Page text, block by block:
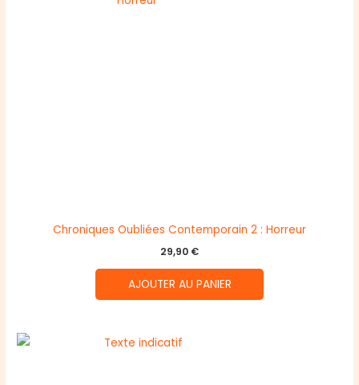
Chroniques Oubliées Contemporain 2 : Horreur
29,90 €
AJOUTER AU PANIER